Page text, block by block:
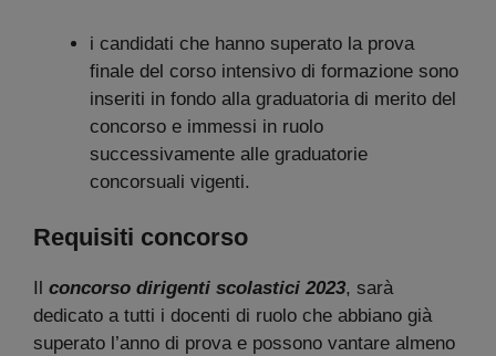
i candidati che hanno superato la prova
finale del corso intensivo di formazione sono
inseriti in fondo alla graduatoria di merito del
concorso e immessi in ruolo
successivamente alle graduatorie
concorsuali vigenti.
Requisiti concorso
concorso dirigenti scolastici 2023, sarà
dedicato a tutti i docenti di ruolo che abbiano già
superato l’anno di prova e possono vantare almeno